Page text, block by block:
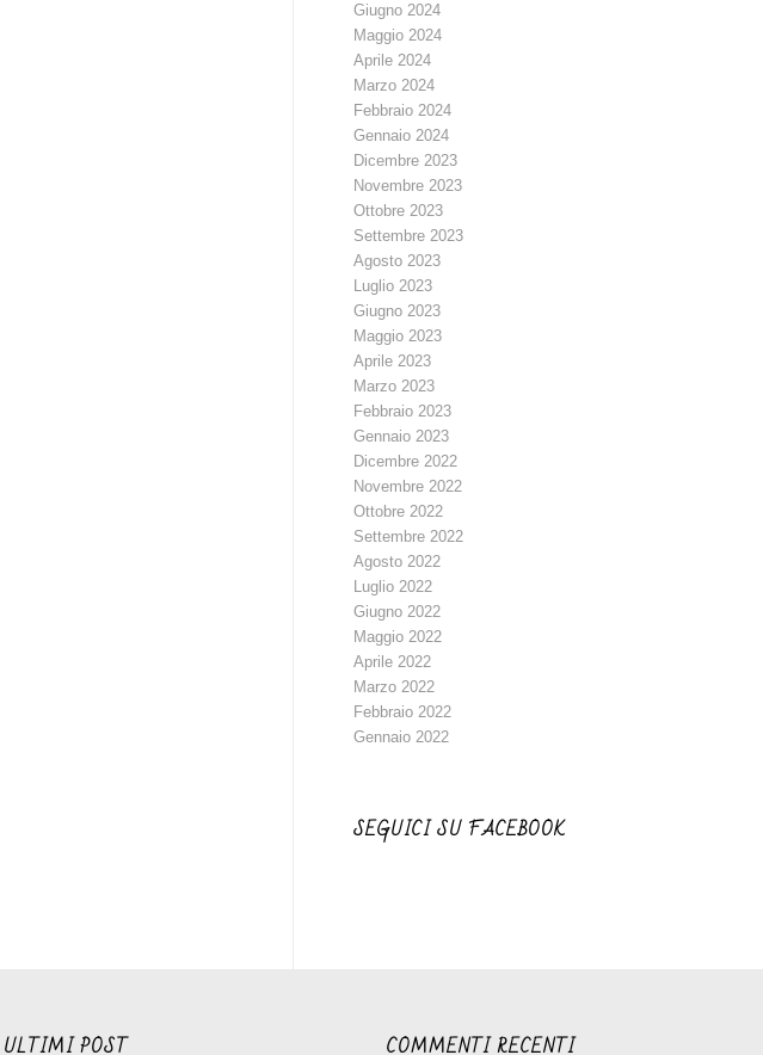
Giugno 2024
Maggio 2024
Aprile 2024
Marzo 2024
Febbraio 2024
Gennaio 2024
Dicembre 2023
Novembre 2023
Ottobre 2023
Settembre 2023
Agosto 2023
Luglio 2023
Giugno 2023
Maggio 2023
Aprile 2023
Marzo 2023
Febbraio 2023
Gennaio 2023
Dicembre 2022
Novembre 2022
Ottobre 2022
Settembre 2022
Agosto 2022
Luglio 2022
Giugno 2022
Maggio 2022
Aprile 2022
Marzo 2022
Febbraio 2022
Gennaio 2022
SEGUICI SU FACEBOOK
ULTIMI POST COMMENTI RECENTI